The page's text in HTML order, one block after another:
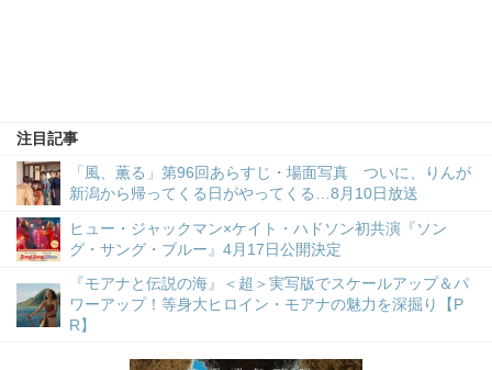
注目記事
「風、薫る」第96回あらすじ・場面写真 ついに、りんが
新潟から帰ってくる日がやってくる…8月10日放送
ヒュー・ジャックマン×ケイト・ハドソン初共演『ソン
グ・サング・ブルー』4月17日公開決定
『モアナと伝説の海』＜超＞実写版でスケールアップ＆パ
ワーアップ！等身大ヒロイン・モアナの魅力を深掘り【P
R】